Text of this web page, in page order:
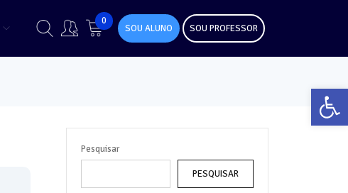
0
SOU ALUNO SOU PROFESSOR
Pesquisar
PESQUISAR